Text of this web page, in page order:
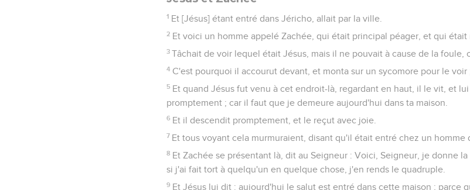
1 Et [Jésus] étant entré dans Jéricho, allait par la ville.
2 Et voici un homme appelé Zachée, qui était principal péager, et qui était
3 Tâchait de voir lequel était Jésus, mais il ne pouvait à cause de la foule,
4 C'est pourquoi il accourut devant, et monta sur un sycomore pour le voir
5 Et quand Jésus fut venu à cet endroit-là, regardant en haut, il le vit, et
promptement ; car il faut que je demeure aujourd'hui dans ta maison.
6 Et il descendit promptement, et le reçut avec joie.
7 Et tous voyant cela murmuraient, disant qu'il était entré chez un homme
8 Et Zachée se présentant là, dit au Seigneur : Voici, Seigneur, je donne
si j'ai fait tort à quelqu'un en quelque chose, j'en rends le quadruple.
9 Et Jésus lui dit : aujourd'hui le salut est entré dans cette maison ; parce